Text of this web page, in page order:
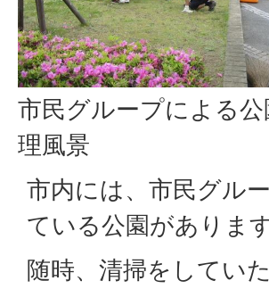
市民グループによる公
理風景
市内には、市民グル
ている公園があります
随時、清掃をしてい